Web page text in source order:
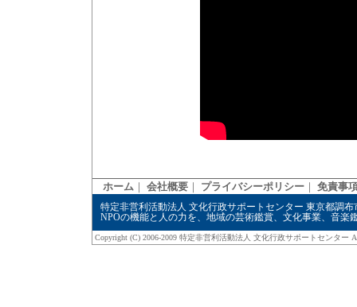
ホーム ｜ 会社概要 ｜ プライバシーポリシー ｜ 免責事
特定非営利活動法人 文化行政サポートセンター 東京都調布
NPOの機能と人の力を、地域の芸術鑑賞、文化事業、音
Copyright (C) 2006-2009 特定非営利活動法人 文化行政サポートセンター